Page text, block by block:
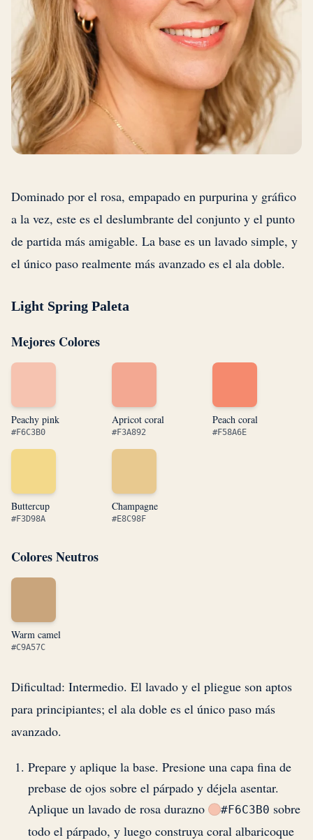
Dominado por el rosa, empapado en purpurina y gráfico
a la vez, este es el deslumbrante del conjunto y el punto
de partida más amigable. La base es un lavado simple, y
el único paso realmente más avanzado es el ala doble.
Light Spring Paleta
Mejores Colores
Peachy pink
#F6C3B0
Apricot coral
#F3A892
Peach coral
#F58A6E
Buttercup
#F3D98A
Champagne
#E8C98F
Colores Neutros
Warm camel
#C9A57C
Dificultad: Intermedio. El lavado y el pliegue son aptos
para principiantes; el ala doble es el único paso más
avanzado.
Prepare y aplique la base. Presione una capa fina de
prebase de ojos sobre el párpado y déjela asentar.
Aplique un lavado de rosa durazno
#F6C3B0 sobre
todo el párpado, y luego construya coral albaricoque